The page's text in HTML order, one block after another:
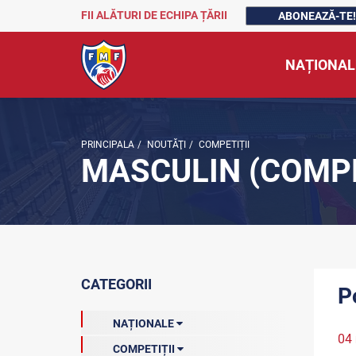
FII ALĂTURI DE ECHIPA ȚĂRII ABONEAZĂ-TE!
PRINCIPALA / NOUTĂŢI / COMPETIȚII
MASCULIN
CATEGORII
NAȚIONALE
COMPETIȚII
04